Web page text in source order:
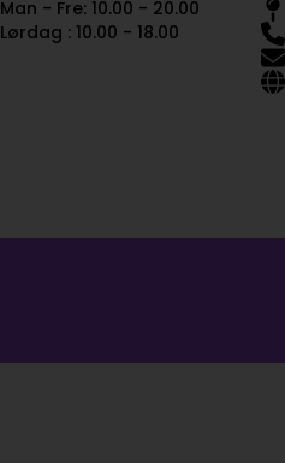
Man - Fre: 10.00 - 20.00
Lørdag : 10.00 - 18.00